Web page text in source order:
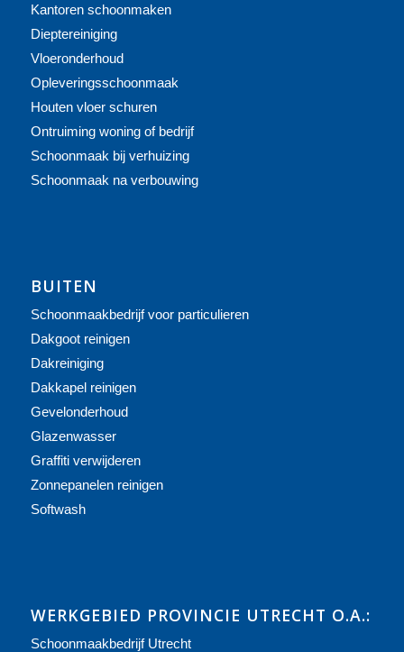
Kantoren schoonmaken
Dieptereiniging
Vloeronderhoud
Opleveringsschoonmaak
Houten vloer schuren
Ontruiming woning of bedrijf
Schoonmaak bij verhuizing
Schoonmaak na verbouwing
BUITEN
Schoonmaakbedrijf voor particulieren
Dakgoot reinigen
Dakreiniging
Dakkapel reinigen
Gevelonderhoud
Glazenwasser
Graffiti verwijderen
Zonnepanelen reinigen
Softwash
WERKGEBIED PROVINCIE UTRECHT O.A.:
Schoonmaakbedrijf Utrecht